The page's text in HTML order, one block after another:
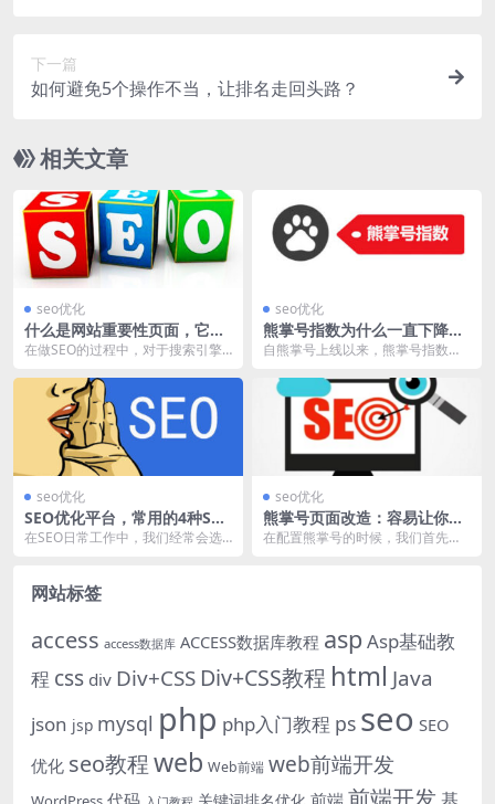
下一篇
如何避免5个操作不当，让排名走回头路？
相关文章
seo优化
什么是网站重要性页面，它一
定是首页吗？
在做SEO的过程中，对于搜索引擎
关键词排名的涨幅情...
seo优化
熊掌号指数为什么一直下降，
如何提高？
自熊掌号上线以来，熊掌号指数成
方面的因素，熊掌号指...
seo优化
SEO优化平台，常用的4种SEO
手段
在SEO日常工作中，我们经常会选
seo优化
熊掌号页面改造：容易让你崩
溃的错误！
在配置熊掌号的时候，我们首先需
网站标签
access access数据库 ACCESS数据库教程 asp Asp基础教
程 css div Div+CSS Div+CSS教程 html Java
json jsp mysql php php入门教程 ps seo SEO
优化 seo教程web Web前端 web前端开发
前端开发